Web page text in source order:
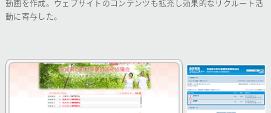
動画を作成。ウェブサイトのコンテンツも拡充し効果的なリクルート活
動に寄与した。